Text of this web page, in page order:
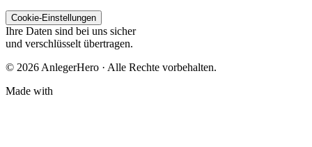
Cookie-Einstellungen
Ihre Daten sind bei uns sicher
und verschlüsselt übertragen.
© 2026 AnlegerHero · Alle Rechte vorbehalten.
Made with